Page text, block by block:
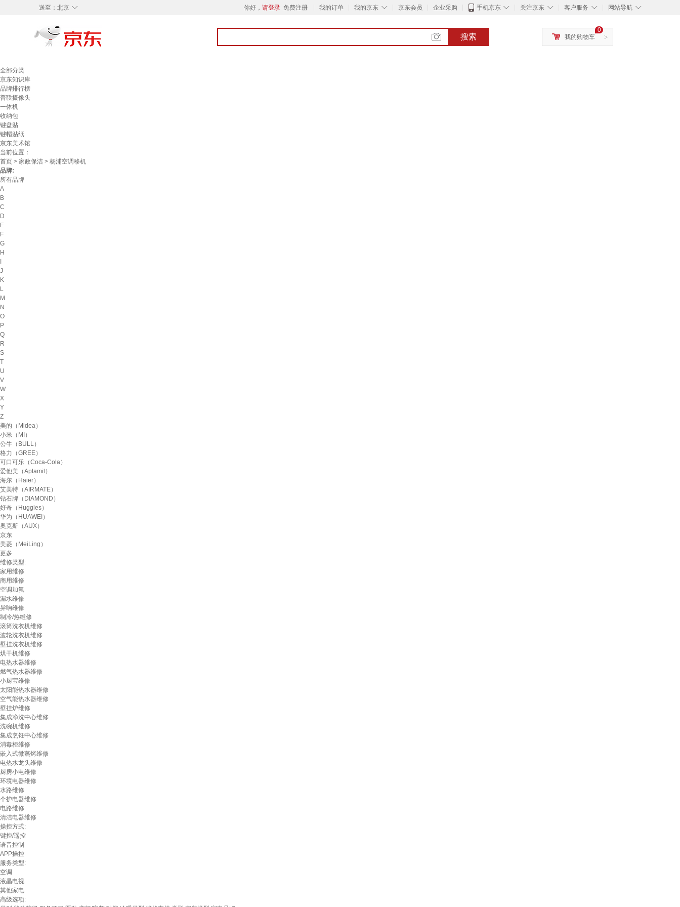
◇
送至： 北京 你好， 请登录 免费注册 我的订单 ◇
我的京东 京东会员 企业采购 ◇
手机京东 ◇
关注京东 ◇
客户服务 ◇
网站导航
搜索 >
0
我的购物车
全部分类
京东知识库
品牌排行榜
普联摄像头
一体机
收纳包
键盘贴
键帽贴纸
京东美术馆
当前位置：
首页 > 家政保洁 > 杨浦空调移机
品牌:
所有品牌
A
B
C
D
E
F
G
H
J
K
L
M
N
O
P
Q
R
S
T
U
V
W
X
Y
Z
美的（Midea）
小米（MI）
公牛（BULL）
格力（GREE）
可口可乐（Coca-Cola）
爱他美（Aptamil）
海尔（Haier）
艾美特（AIRMATE）
钻石牌（DIAMOND）
好奇（Huggies）
华为（HUAWEI）
奥克斯（AUX）
京东
美菱（MeiLing）
更多
维修类型:
家用维修
商用维修
空调加氟
漏水维修
异响维修
制冷/热维修
滚筒洗衣机维修
波轮洗衣机维修
壁挂洗衣机维修
烘干机维修
电热水器维修
燃气热水器维修
小厨宝维修
太阳能热水器维修
空气能热水器维修
壁挂炉维修
集成净洗中心维修
洗碗机维修
集成烹饪中心维修
消毒柜维修
嵌入式微蒸烤维修
电热水龙头维修
厨房小电维修
环境电器维修
水路维修
个护电器维修
电路维修
清洁电器维修
操控方式:
键控/遥控
语音控制
APP操控
服务类型:
空调
液晶电视
其他家电
高级选项: